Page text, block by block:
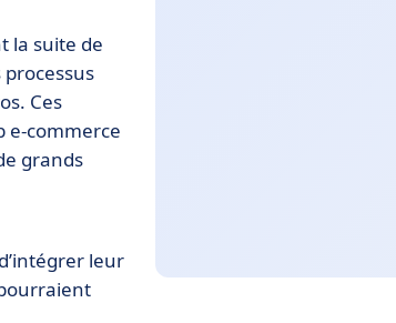
la suite de
Ces
e-commerce
grands
leur